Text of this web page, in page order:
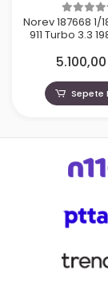
Norev 187668 1/
911 Turbo 3.3
Sepete